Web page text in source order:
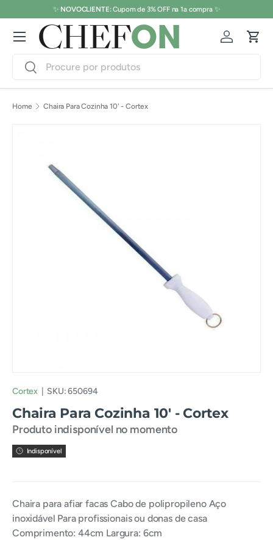
Pular para o conteúdo
✨ NOVOCLIENTE:Cupom de 3% OFF na 1a compra ✨
Pesquisar
Pesquisar
Conecte-
Menu
Home Chaira Para Cozinha 10' - Cortex
Cortex SKU: 650694
Chaira Para Cozinha 10' - Cortex
Produto indisponível no momento
Indisponível
Chaira para afiar facas Cabo de polipropileno Aço
inoxidável Para profissionais ou donas de casa
Comprimento: 44cm Largura: 6cm